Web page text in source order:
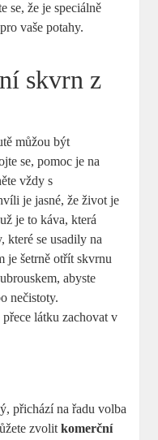
se, že je speciálně
vaše potahy.
skvrn z
můžou být
se, pomoc je na
vždy s
je jasné, že život je
je to káva, která
které se usadily na
je šetrně otřít skvrnu
abyste
nečistoty.
látku zachovat v
přichází na řadu volba
zvolitkomerční